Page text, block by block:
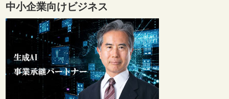
中小企業向けビジネス